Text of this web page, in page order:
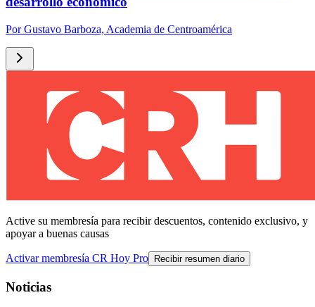
PorGustavo Barboza, Academia de Centroamérica
Active su membresía para recibir descuentos, contenido exclusivo, y
apoyar a buenas causas
Activar membresía CR Hoy Pro Recibir resumen diario
Noticias